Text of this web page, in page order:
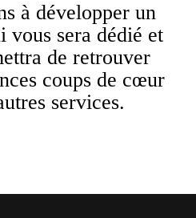
à développer un
vous sera dédié et
de retrouver
coups de cœur
services.